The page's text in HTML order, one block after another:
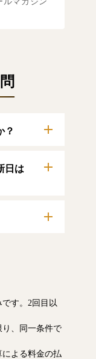
？
日は
ご確認い
割り清算
す。2回目以
り、同一条件で
よる料金の払